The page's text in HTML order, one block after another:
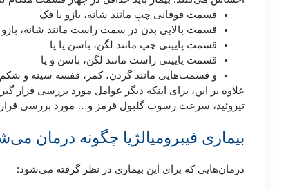
قسمت فوقانی چپ مانند شانه، بازو یا فک
قسمت بالایی بدن در سمت راست مانند شانه، بازو
قسمت پایینی چپ مانند لگن، باسن یا پا
قسمت پایینی راست مانند لگن، باسن و پا
و قسمت‌هایی مانند گردن، کمر، قفسه سینه و شکم
علاوه بر این، برای اینکه دیگر عوامل مورد بررسی قرار
تیروئید، سرعت رسوب گلبول قرمز و… مورد بررسی قرار
بیماری فیبرومیالژیا چگونه درمان
درمان‌هایی که برای این بیماری در نظر گرفته می‌شود: